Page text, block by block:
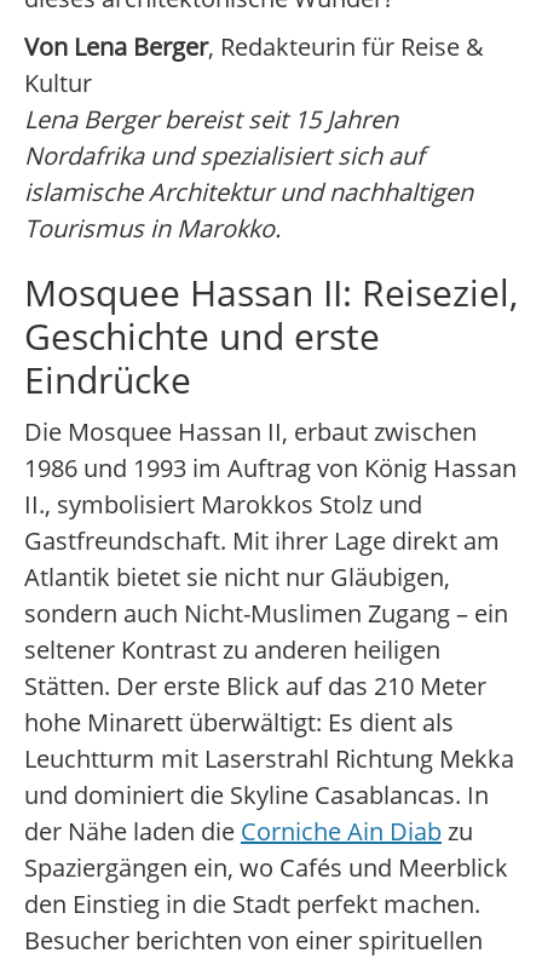
Von Lena Berger, Redakteurin für Reise &
Kultur
Lena Berger bereist seit 15 Jahren
Nordafrika und spezialisiert sich auf
islamische Architektur und nachhaltigen
Tourismus in Marokko.
Mosquee Hassan II: Reiseziel,
Geschichte und erste
Eindrücke
Die Mosquee Hassan II, erbaut zwischen
1986 und 1993 im Auftrag von König Hassan
II., symbolisiert Marokkos Stolz und
Gastfreundschaft. Mit ihrer Lage direkt am
Atlantik bietet sie nicht nur Gläubigen,
sondern auch Nicht-Muslimen Zugang – ein
seltener Kontrast zu anderen heiligen
Stätten. Der erste Blick auf das 210 Meter
hohe Minarett überwältigt: Es dient als
Leuchtturm mit Laserstrahl Richtung Mekka
und dominiert die Skyline Casablancas. In
der Nähe laden die Corniche Ain Diabzu
Spaziergängen ein, wo Cafés und Meerblick
den Einstieg in die Stadt perfekt machen.
Besucher berichten von einer spirituellen